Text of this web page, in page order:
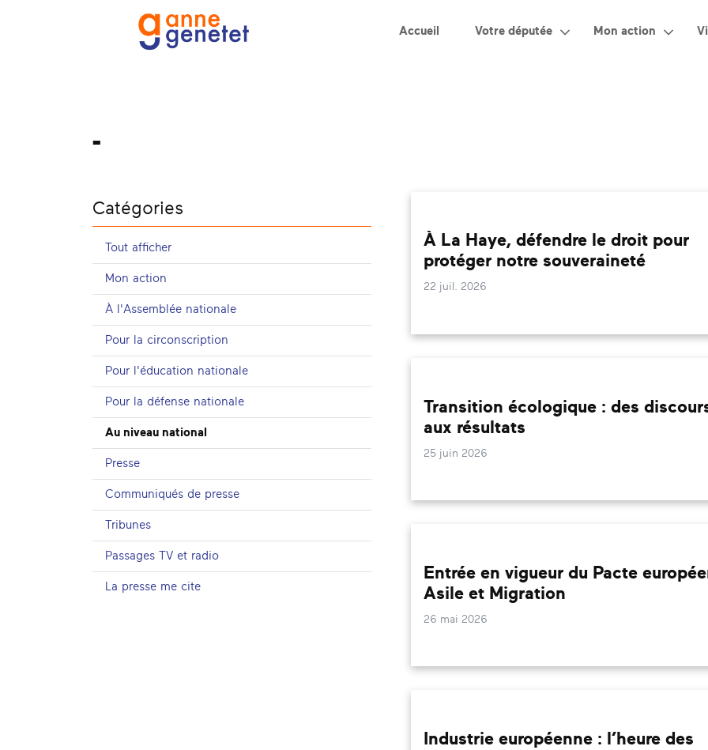
Accueil Votre députée Mon action
-
À La Haye, défendre le droit pour
protéger notre souveraineté
22 juil. 2026
Transition écologique : des
aux résultats
25 juin 2026
Entrée en vigueur du Pacte
Asile et Migration
26 mai 2026
Industrie européenne : l’heure des
Catégories
Tout afficher
Mon action
À l'Assemblée nationale
Pour la circonscription
Pour l'éducation nationale
Pour la défense nationale
Au niveau national
Presse
Communiqués de presse
Tribunes
Passages TV et radio
La presse me cite